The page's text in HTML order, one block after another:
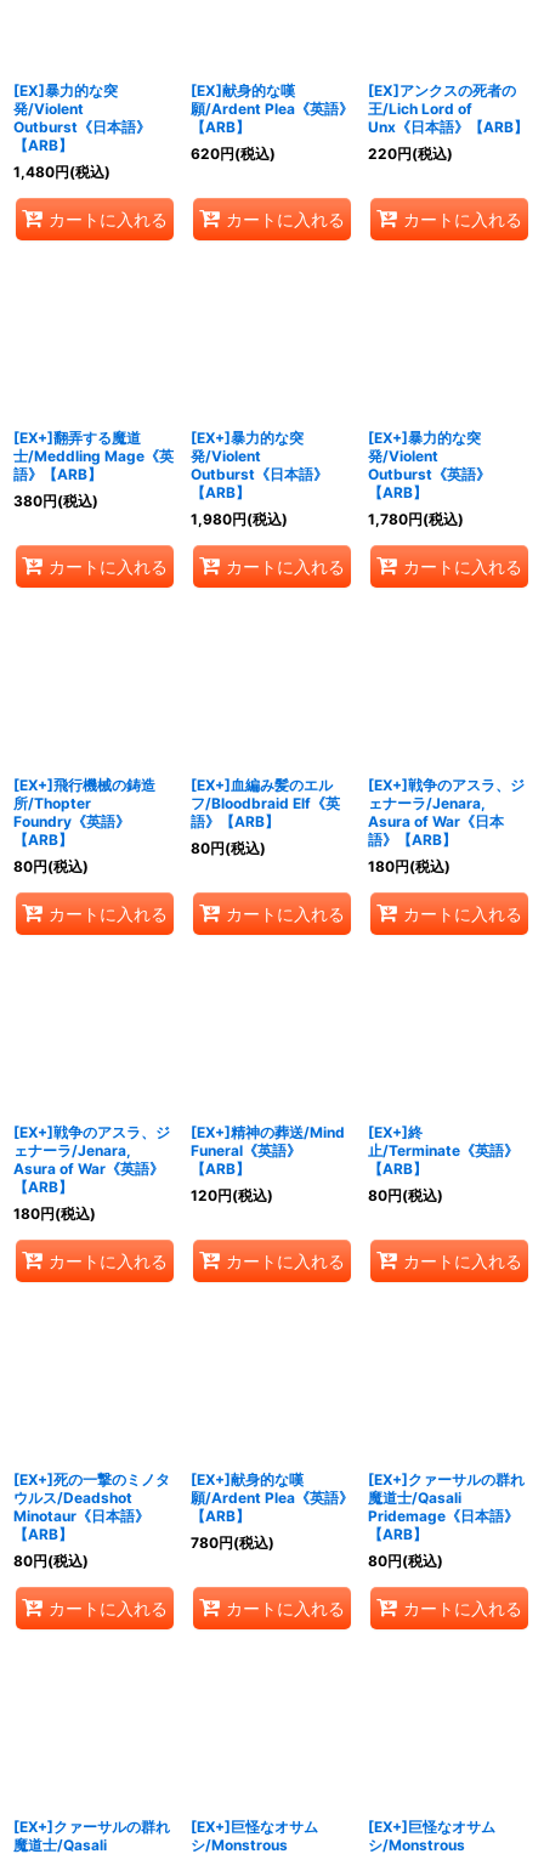
[EX]暴力的な突
発/Violent
Outburst《日本語》
【ARB】
1,480円(税込)
カートに入れる
[EX]献身的な嘆
願/Ardent Plea《英語》
【ARB】
620円(税込)
カートに入れる
[EX]アンクスの死者の
王/Lich Lord of
Unx《日本語》【ARB】
220円(税込)
カートに入れる
[EX+]翻弄する魔道
士/Meddling Mage《英
語》【ARB】
380円(税込)
カートに入れる
[EX+]暴力的な突
発/Violent
Outburst《日本語》
【ARB】
1,980円(税込)
カートに入れる
[EX+]暴力的な突
発/Violent
Outburst《英語》
【ARB】
1,780円(税込)
カートに入れる
[EX+]飛行機械の鋳造
所/Thopter
Foundry《英語》
【ARB】
80円(税込)
カートに入れる
[EX+]血編み髪のエル
フ/Bloodbraid Elf《英
語》【ARB】
80円(税込)
カートに入れる
[EX+]戦争のアスラ、ジ
ェナーラ/Jenara,
Asura of War《日本
語》【ARB】
180円(税込)
カートに入れる
[EX+]戦争のアスラ、ジ
ェナーラ/Jenara,
Asura of War《英語》
【ARB】
180円(税込)
カートに入れる
[EX+]精神の葬送/Mind
Funeral《英語》
【ARB】
120円(税込)
カートに入れる
[EX+]終
止/Terminate《英語》
【ARB】
80円(税込)
カートに入れる
[EX+]死の一撃のミノタ
ウルス/Deadshot
Minotaur《日本語》
【ARB】
80円(税込)
カートに入れる
[EX+]献身的な嘆
願/Ardent Plea《英語》
【ARB】
780円(税込)
カートに入れる
[EX+]クァーサルの群れ
魔道士/Qasali
Pridemage《日本語》
【ARB】
80円(税込)
カートに入れる
[EX+]クァーサルの群れ
魔道士/Qasali
[EX+]巨怪なオサム
シ/Monstrous
[EX+]巨怪なオサム
シ/Monstrous